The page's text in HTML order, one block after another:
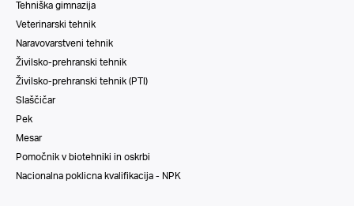
Tehniška gimnazija
Veterinarski tehnik
Naravovarstveni tehnik
Živilsko-prehranski tehnik
Živilsko-prehranski tehnik (PTI)
Slaščičar
Pek
Mesar
Pomočnik v biotehniki in oskrbi
Nacionalna poklicna kvalifikacija - NPK